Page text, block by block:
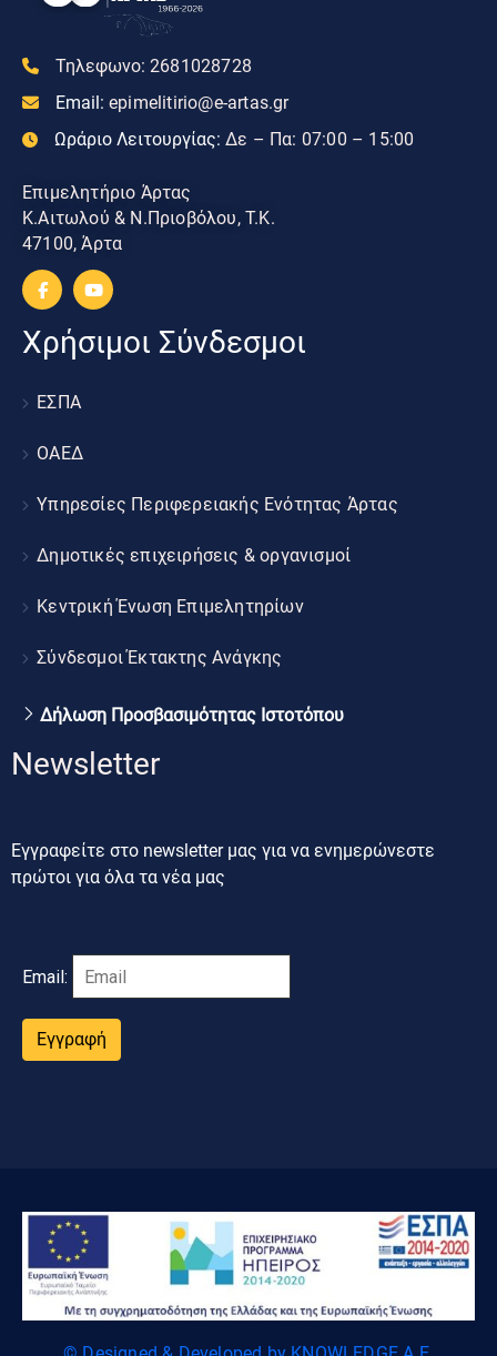
Τηλεφωνο: 2681028728
Email: epimelitirio@e-artas.gr
Ωράριο Λειτουργίας: Δε – Πα: 07:00 – 15:00
Επιμελητήριο Άρτας
Κ.Αιτωλού & Ν.Πριοβόλου, Τ.Κ.
47100, Άρτα
Χρήσιμοι Σύνδεσμοι
ΕΣΠΑ
ΟΑΕΔ
Υπηρεσίες Περιφερειακής Ενότητας Άρτας
Δημοτικές επιχειρήσεις & οργανισμοί
Κεντρική Ένωση Επιμελητηρίων
Σύνδεσμοι Έκτακτης Ανάγκης
Δήλωση Προσβασιμότητας Ιστοτόπου
Newsletter
Εγγραφείτε στο newsletter μας για να ενημερώνεστε
πρώτοι για όλα τα νέα μας
Email:
Εγγραφή